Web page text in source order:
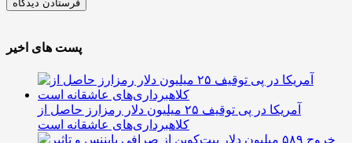
پست های اخیر
آمریکا در پی توقیف ۲۵ میلیون دلار رمزارز حاصل از
کلاهبرداری‌های عاشقانه است